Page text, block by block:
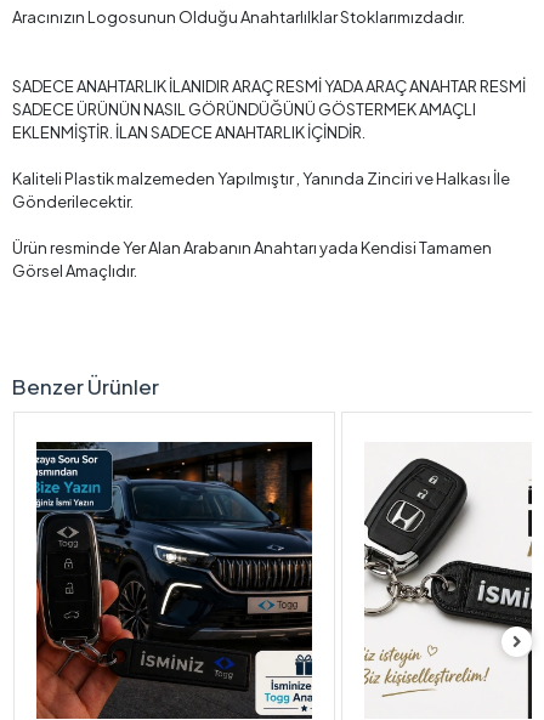
Aracınızın Logosunun Olduğu Anahtarlılklar Stoklarımızdadır.
SADECE ANAHTARLIK İLANIDIR ARAÇ RESMİ YADA ARAÇ ANAHTAR RESMİ
SADECE ÜRÜNÜN NASIL GÖRÜNDÜĞÜNÜ GÖSTERMEK AMAÇLI
EKLENMİŞTİR. İLAN SADECE ANAHTARLIK İÇİNDİR.
Kaliteli Plastik malzemeden Yapılmıştır , Yanında Zinciri ve Halkası İle
Gönderilecektir.
Ürün resminde Yer Alan Arabanın Anahtarı yada Kendisi Tamamen
Görsel Amaçlıdır.
Benzer Ürünler